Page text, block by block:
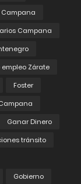
Campana
Campana
empleo Zárate
Foster
Ganar Dinero
tránsito
Gobierno